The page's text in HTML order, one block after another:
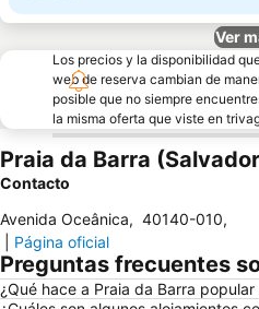
Ver
Los precios y la disponibilidad
web de reserva cambian de
posible que no siempre
la misma oferta que viste en
Praia da Barra
Contacto
Avenida Oceânica, 40140-010,
Página oficial
Preguntas frecuentes
¿Qué hace a Praia da Barra